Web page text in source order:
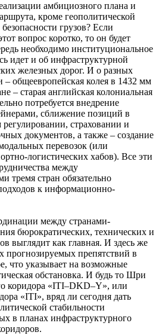
амбициозного плана и
кроме геополитической
грузов? Если
вопрос коротко, то он будет
необходимо институциональное
идет и об инфраструктурной
железных дорог. И о разных
общеевропейская колея в 1432 мм
– старая английская колониальная
потребуется внедрение
сближение позиций в
страховании и
документов, а также – создание
перевозок (или
логистических хабов). Все эти
между
тремя стран обязательно
к информационно-
между странами-
бюрократических, технических и
выглядит как главная. И здесь же
прогнозируемых препятствий в
что указывает на возможные
обстановка. И будь то Шри
коридора «ITI–DKD–Y», или
«ITI», вряд ли сегодня дать
стабильности
в планах инфраструктурного